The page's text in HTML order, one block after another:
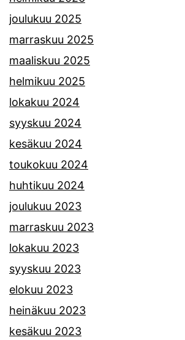
joulukuu 2025
marraskuu 2025
maaliskuu 2025
helmikuu 2025
lokakuu 2024
syyskuu 2024
kesäkuu 2024
toukokuu 2024
huhtikuu 2024
joulukuu 2023
marraskuu 2023
lokakuu 2023
syyskuu 2023
elokuu 2023
heinäkuu 2023
kesäkuu 2023